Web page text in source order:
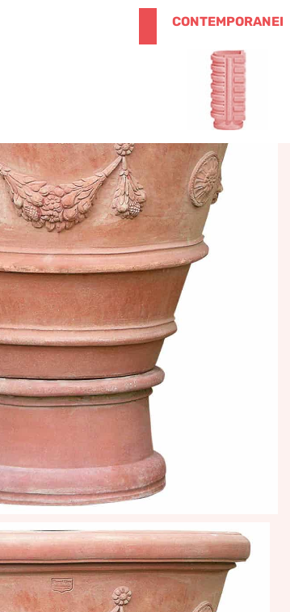
0,00€
0
CONTEMPORANEI
VASI, CIOTOLE E ACCESSORI